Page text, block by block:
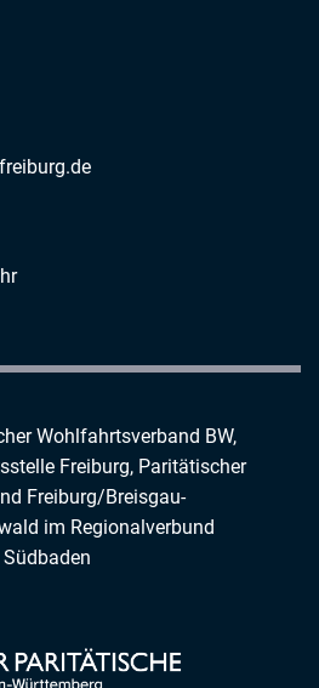
Wohlfahrtsverband BW,
Freiburg, Paritätischer
Freiburg/Breisgau-
im Regionalverbund
Südbaden